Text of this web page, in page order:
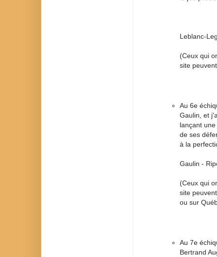
Leblanc-
(Ceux qui
site
Au 6e
Gaulin, et
lançant
de ses
à la
Gaulin -
(Ceux qui
site
ou sur
Au 7e
Bertrand